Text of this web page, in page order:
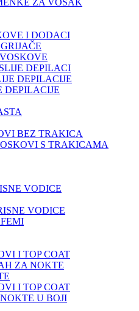
ZA VOSAK
I DODACI
DEPILACI
DEPILACIJE
DEPILACIJE
BEZ TRAKICA
S TRAKICAMA
VODICE
VODICE
I TOP COAT
ZA NOKTE
I TOP COAT
U BOJI